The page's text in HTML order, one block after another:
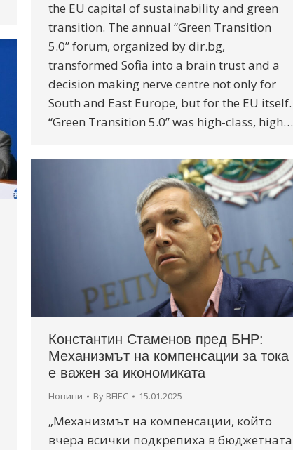
the EU capital of sustainability and green
transition. The annual “Green Transition
5.0” forum, organized by dir.bg,
transformed Sofia into a brain trust and a
decision making nerve centre not only for
South and East Europe, but for the EU itself.
“Green Transition 5.0” was high-class, high…
Константин Стаменов пред БНР:
Механизмът на компенсации за тока
е важен за икономиката
Новини By BFIEC 15.01.2025
„Механизмът на компенсации, който
вчера всички подкрепиха в бюджетната